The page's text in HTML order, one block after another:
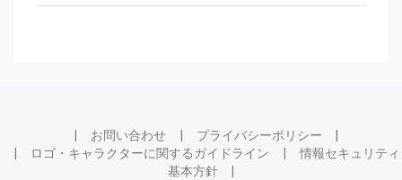
お問い合わせ
プライバシーポリシー
ロゴ・キャラクターに関するガイドライン
情報セキュリティ
基本方針